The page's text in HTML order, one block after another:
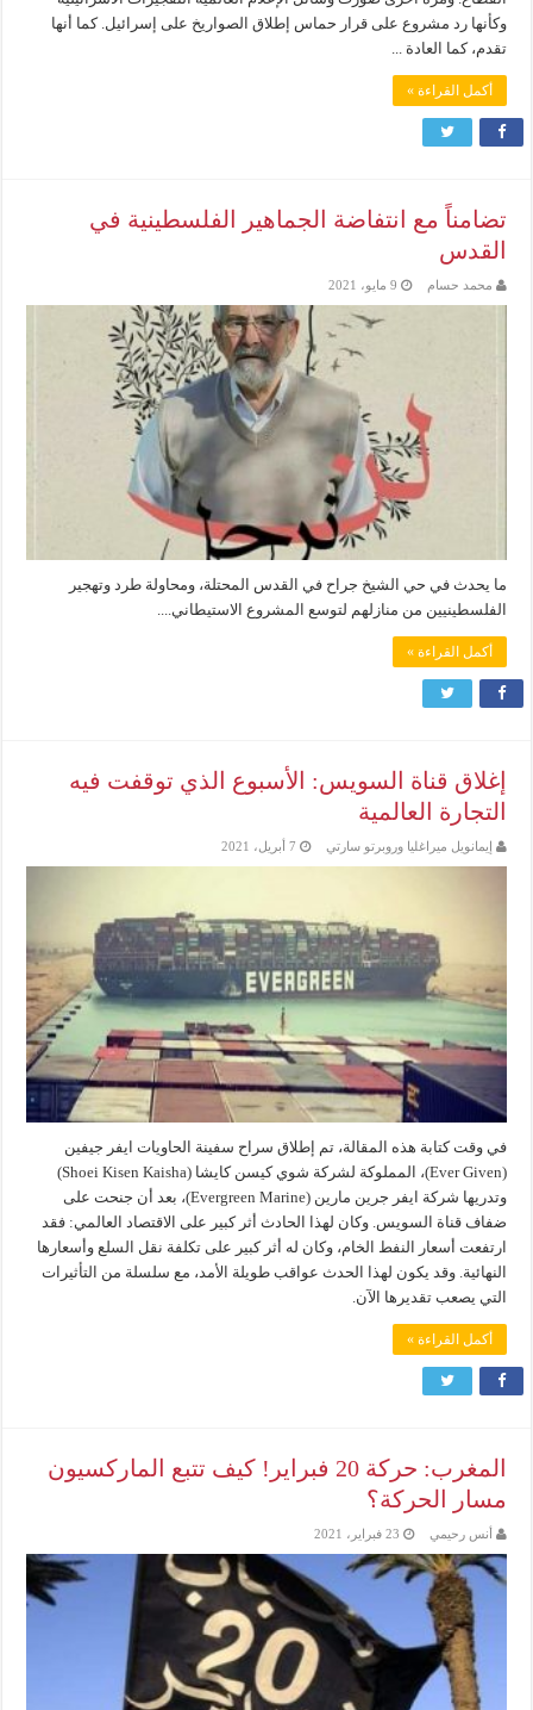
وكأنها رد مشروع على قرار حماس إطلاق الصواريخ على إسرائيل. كما أنها
تقدم، كما العادة ...
أكمل القراءة »
تضامناً مع انتفاضة الجماهير الفلسطينية في
القدس
محمد حسام 9 مايو، 2021
ما يحدث في حي الشيخ جراح في القدس المحتلة، ومحاولة طرد وتهجير
الفلسطينيين من منازلهم لتوسع المشروع الاستيطاني....
أكمل القراءة »
إغلاق قناة السويس: الأسبوع الذي توقفت فيه
التجارة العالمية
إيمانويل ميراغليا وروبرتو سارتي 7 أبريل، 2021
في وقت كتابة هذه المقالة، تم إطلاق سراح سفينة الحاويات ايفر جيفين
(Ever Given)، المملوكة لشركة شوي كيسن كايشا (Shoei Kisen Kaisha)
وتدريها شركة ايفر جرين مارين (Evergreen Marine)، بعد أن جنحت على
ضفاف قناة السويس. وكان لهذا الحادث أثر كبير على الاقتصاد العالمي: فقد
ارتفعت أسعار النفط الخام، وكان له أثر كبير على تكلفة نقل السلع وأسعارها
النهائية. وقد يكون لهذا الحدث عواقب طويلة الأمد، مع سلسلة من التأثيرات
التي يصعب تقديرها الآن.
أكمل القراءة »
المغرب: حركة 20 فبراير! كيف تتبع الماركسيون
مسار الحركة؟
أنس رحيمي 23 فبراير، 2021